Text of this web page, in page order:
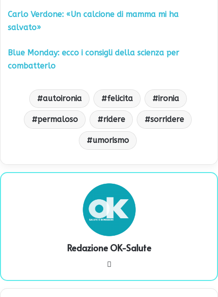
Carlo Verdone: «Un calcione di mamma mi ha
salvato»
Blue Monday: ecco i consigli della scienza per
combatterlo
autoironia felicita ironia
permaloso ridere sorridere
umorismo
Redazione OK-Salute
te